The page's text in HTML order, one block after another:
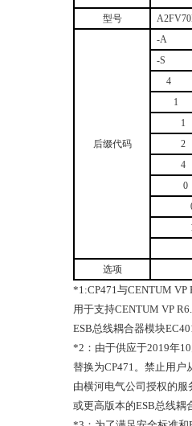
型号
后缀代码
-A
-S
4
1
1
2
4
0
选项
*1:CP471与CENTUM VP
用于支持CENTUM VP
ESB总线耦合器模块
*2 ：由于供应于2019年10
替换为CP471。禁止用户
由横河电气公司授权的服
或更高版本的ESB总线耦